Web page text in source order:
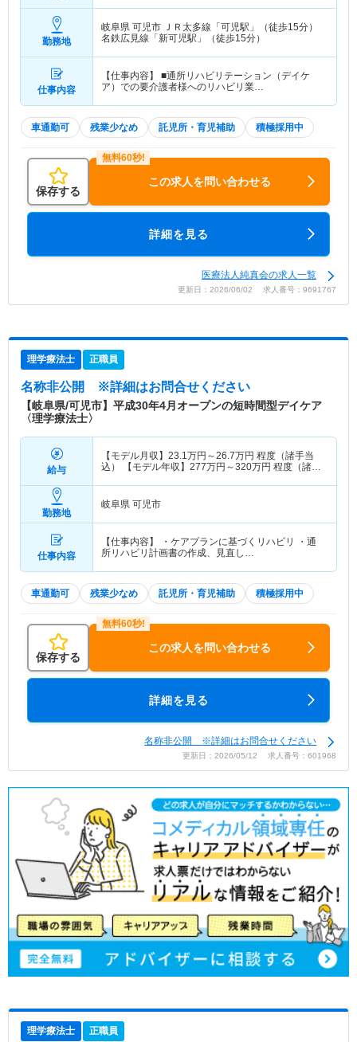
勤務地
岐阜県 可児市 ＪＲ太多線「可児駅」（徒歩15分）
名鉄広見線「新可児駅」（徒歩15分）
仕事内容
【仕事内容】 ■通所リハビリテーション（デイケ
ア）での要介護者様へのリハビリ業…
車通勤可 残業少なめ 託児所・育児補助 積極採用中
保存する
この求人を問い合わせる
詳細を見る
医療法人純真会の求人一覧
更新日：2026/06/02 求人番号：9691767
理学療法士 正職員
名称非公開 ※詳細はお問合せください
【岐阜県/可児市】平成30年4月オープンの短時間型デイケア
〈理学療法士〉
給与
【モデル月収】 23.1万円～26.7万円 程度（諸手当
込） 【モデル年収】 277万円～320万円 程度（諸手
勤務地
岐阜県 可児市
仕事内容
【仕事内容】 ・ケアプランに基づくリハビリ ・通
所リハビリ計画書の作成、見直し…
車通勤可 残業少なめ 託児所・育児補助 積極採用中
保存する
この求人を問い合わせる
詳細を見る
名称非公開 ※詳細はお問合せください
更新日：2026/05/12 求人番号：601968
理学療法士 正職員